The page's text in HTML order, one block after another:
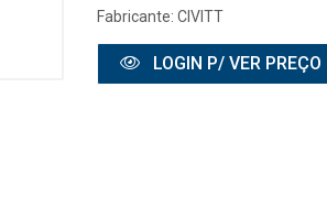
Fabricante: CIVITT
LOGIN P/ VER PREÇO